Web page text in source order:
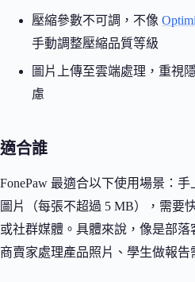
壓縮參數不可調，不像
手動調整壓縮品質等級
圖片上傳至雲端處理，重視
慮
適合誰
FonePaw 最適合以下使用場景：手
圖片（每張不超過 5 MB），需要
或社群媒體。具體來說，像是部
商賣家處理產品照片、學生做報告